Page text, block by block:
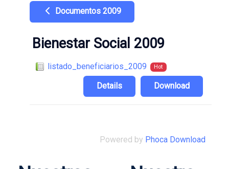
Documentos 2009
Bienestar Social 2009
listado_beneficiarios_2009 Hot
Download
Details
Powered by Phoca Download